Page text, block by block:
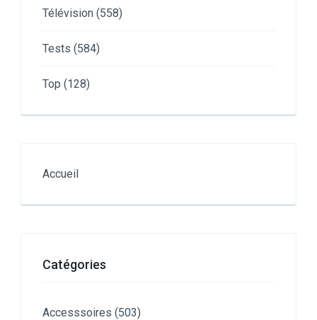
Télévision (558)
Tests (584)
Top (128)
Accueil
Catégories
Accesssoires (503)